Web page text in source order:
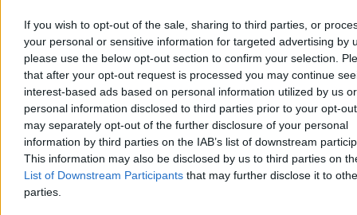
If you wish to opt-out of the sale, sharing to third parties, or
your personal or sensitive information for targeted advertising by
please use the below opt-out section to confirm your selection.
that after your opt-out request is processed you may continue
interest-based ads based on personal information utilized by us or
personal information disclosed to third parties prior to your opt-
may separately opt-out of the further disclosure of your personal
information by third parties on the IAB’s list of downstream
This information may also be disclosed by us to third parties on
List of Downstream Participants that may further disclose it to
parties.
Tomasz Pałasz
Wczoraj 19:27
3 min
Reklama